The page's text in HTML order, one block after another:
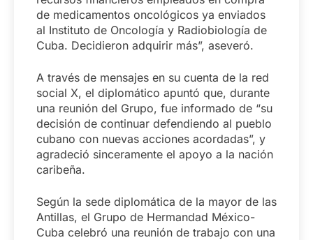
de medicamentos oncológicos ya enviados
al Instituto de Oncología y Radiobiología de
Cuba. Decidieron adquirir más”, aseveró.
A través de mensajes en su cuenta de la red
social X, el diplomático apuntó que, durante
una reunión del Grupo, fue informado de “su
decisión de continuar defendiendo al pueblo
cubano con nuevas acciones acordadas”, y
agradeció sinceramente el apoyo a la nación
caribeña.
Según la sede diplomática de la mayor de las
Antillas, el Grupo de Hermandad México-
Cuba celebró una reunión de trabajo con una